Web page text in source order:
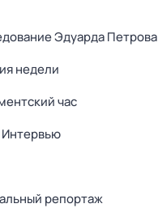
Эдуарда Петрова
недели
час
Интервью
репортаж